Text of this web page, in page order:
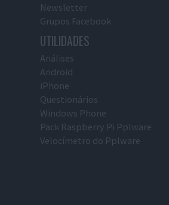
Newsletter
Grupos Facebook
UTILIDADES
Análises
Android
iPhone
Questionários
Windows Phone
Pack Raspberry Pi Pplware
Velocímetro do Pplware